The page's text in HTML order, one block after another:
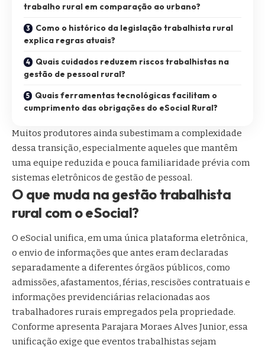
trabalho rural em comparação ao urbano?
Como o histórico da legislação trabalhista rural
explica regras atuais?
Quais cuidados reduzem riscos trabalhistas na
gestão de pessoal rural?
Quais ferramentas tecnológicas facilitam o
cumprimento das obrigações do eSocial Rural?
Muitos produtores ainda subestimam a complexidade
dessa transição, especialmente aqueles que mantêm
uma equipe reduzida e pouca familiaridade prévia com
sistemas eletrônicos de gestão de pessoal.
O que muda na gestão trabalhista
rural com o eSocial?
O eSocial unifica, em uma única plataforma eletrônica,
o envio de informações que antes eram declaradas
separadamente a diferentes órgãos públicos, como
admissões, afastamentos, férias, rescisões contratuais e
informações previdenciárias relacionadas aos
trabalhadores rurais empregados pela propriedade.
Conforme apresenta Parajara Moraes Alves Junior, essa
unificação exige que eventos trabalhistas sejam